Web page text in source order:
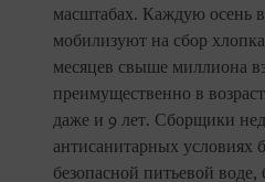
масштабах. Каждую осень
мобилизуют на сбор
месяцев свыше миллиона
преимущественно в
даже и 9 лет. Сборщики
антисанитарных условиях
безопасной питьевой